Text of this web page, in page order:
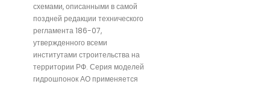
схемами, описанными в самой
поздней редакции технического
регламента 186-07,
утвержденного всеми
институтами строительства на
территории РФ. Серия моделей
гидрошпонок АО применяется